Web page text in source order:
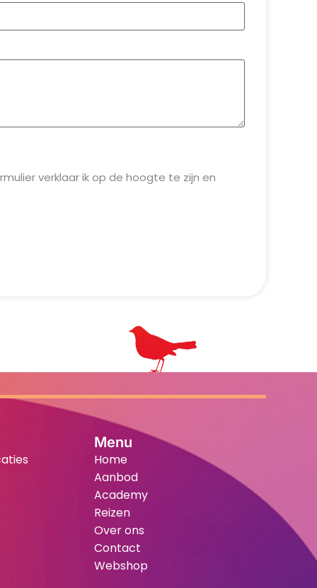
verklaar ik op de hoogte te zijn en
Menu
Home
Aanbod
Academy
Reizen
Over ons
Contact
Webshop